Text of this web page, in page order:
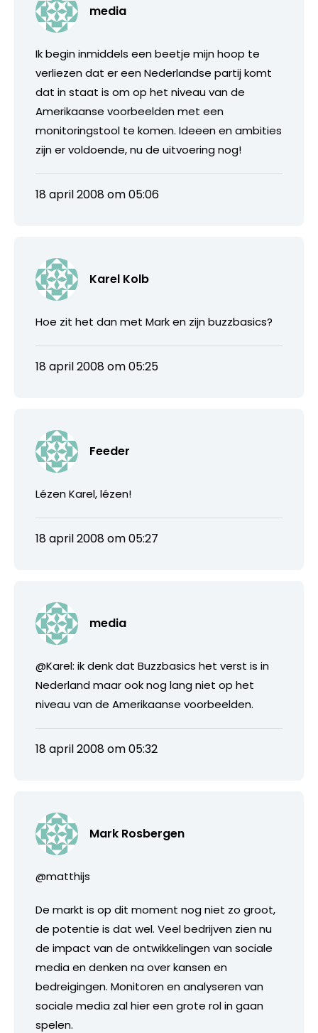
media
Ik begin inmiddels een beetje mijn hoop te
verliezen dat er een Nederlandse partij komt
dat in staat is om op het niveau van de
Amerikaanse voorbeelden met een
monitoringstool te komen. Ideeen en ambities
zijn er voldoende, nu de uitvoering nog!
18 april 2008 om 05:06
Karel Kolb
Hoe zit het dan met Mark en zijn buzzbasics?
18 april 2008 om 05:25
Feeder
Lézen Karel, lézen!
18 april 2008 om 05:27
media
@Karel: ik denk dat Buzzbasics het verst is in
Nederland maar ook nog lang niet op het
niveau van de Amerikaanse voorbeelden.
18 april 2008 om 05:32
Mark Rosbergen
@matthijs
De markt is op dit moment nog niet zo groot,
de potentie is dat wel. Veel bedrijven zien nu
de impact van de ontwikkelingen van sociale
media en denken na over kansen en
bedreigingen. Monitoren en analyseren van
sociale media zal hier een grote rol in gaan
spelen.